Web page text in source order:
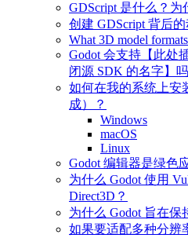
GDScript 是什么？为
创建 GDScript 背后
What 3D model
Godot 会支持【此处
闭源 SDK 的名字】
如何在我的系统上安
成）？
Windows
macOS
Linux
Godot 编辑器是绿色
为什么 Godot 使用
Direct3D？
为什么 Godot 旨在保
如果要适配多种分辨